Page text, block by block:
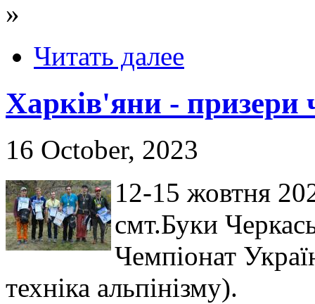
»
Читать далее
Харків'яни - призери
16 October, 2023
12-15 жовтня
смт.Буки
Чемпіонат
техніка альпінізму).